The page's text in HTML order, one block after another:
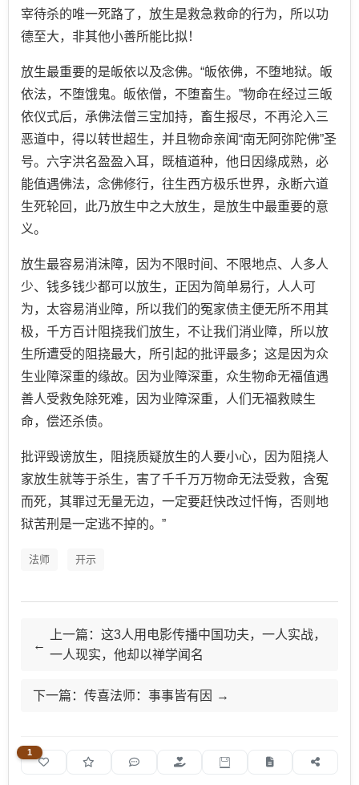
宰待杀的唯一死路了，放生是救急救命的行为，所以功
德至大，非其他小善所能比拟！
放生最重要的是皈依以及念佛。“皈依佛，不堕地狱。皈
依法，不堕饿鬼。皈依僧，不堕畜生。”物命在经过三皈
依仪式后，承佛法僧三宝加持，畜生报尽，不再沦入三
恶道中，得以转世超生，并且物命亲闻“南无阿弥陀佛”圣
号。六字洪名盈盈入耳，既植道种，他日因缘成熟，必
能值遇佛法，念佛修行，往生西方极乐世界，永断六道
生死轮回，此乃放生中之大放生，是放生中最重要的意
义。
放生最容易消沬障，因为不限时间、不限地点、人多人
少、钱多钱少都可以放生，正因为简单易行，人人可
为，太容易消业障，所以我们的冤家债主便无所不用其
极，千方百计阻挠我们放生，不让我们消业障，所以放
生所遭受的阻挠最大，所引起的批评最多；这是因为众
生业障深重的缘故。因为业障深重，众生物命无福值遇
善人受救免除死难，因为业障深重，人们无福救赎生
命，偿还杀债。
批评毁谤放生，阻挠质疑放生的人要小心，因为阻挠人
家放生就等于杀生，害了千千万万物命无法受救，含冤
而死，其罪过无量无边，一定要赶快改过忏悔，否则地
狱苦刑是一定逃不掉的。”
法师 开示
上一篇：这3人用电影传播中国功夫，一人实战，
一人现实，他却以禅学闻名
下一篇：传喜法师：事事皆有因
1